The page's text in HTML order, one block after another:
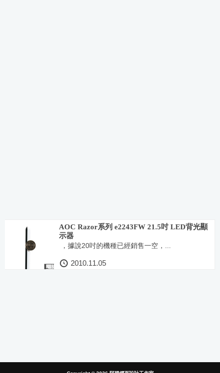
AOC Razor系列 e2243FW 21.5吋 LED背光顯
示器
，據說20吋的機種已經銷售一空，...
2010.11.05